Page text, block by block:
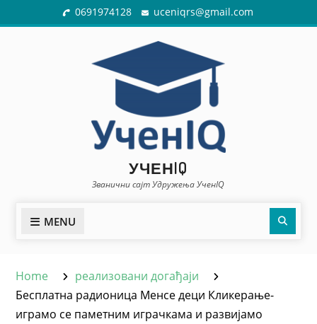
to
0691974128 uceniqrs@gmail.com
УЧЕНIQ
Званични сајт Удружења УченIQ
MENU
Home
реализовани догађаји
Бесплатна радионица Менсе деци Кликерање-
играмо се паметним играчкама и развијамо